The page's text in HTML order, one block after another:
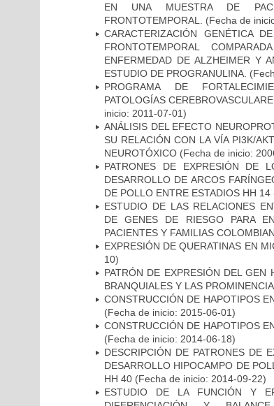
EN UNA MUESTRA DE
FRONTOTEMPORAL.
(Fecha de
CARACTERIZACIÓN GENÉTICA
FRONTOTEMPORAL
ENFERMEDAD DE ALZHEIMER Y
ESTUDIO DE PROGRANULINA.
PROGRAMA DE
PATOLOGÍAS
inicio: 2011-07-01)
ANÁLISIS DEL EFECTO
SU RELACIÓN CON LA VÍA PI3K/
NEUROTÓXICO (Fecha de inicio:
PATRONES DE EXPRESIÓN DE
DESARROLLO DE ARCOS
DE POLLO ENTRE ESTADIOS HH 14
ESTUDIO DE LAS RELACIONES
DE GENES DE RIESGO PARA
PACIENTES Y FAMILIAS
EXPRESIÓN DE QUERATINAS EN
10)
PATRÓN DE EXPRESIÓN DEL
BRANQUIALES Y LAS
CONSTRUCCIÓN DE HAPOTIPOS
(Fecha de inicio: 2015-06-01)
CONSTRUCCIÓN DE HAPOTIPOS
(Fecha de inicio: 2014-06-18)
DESCRIPCIÓN DE PATRONES DE
DESARROLLO HIPOCAMPO DE
HH 40 (Fecha de inicio: 2014-09-22)
ESTUDIO DE LA FUNCIÓN Y